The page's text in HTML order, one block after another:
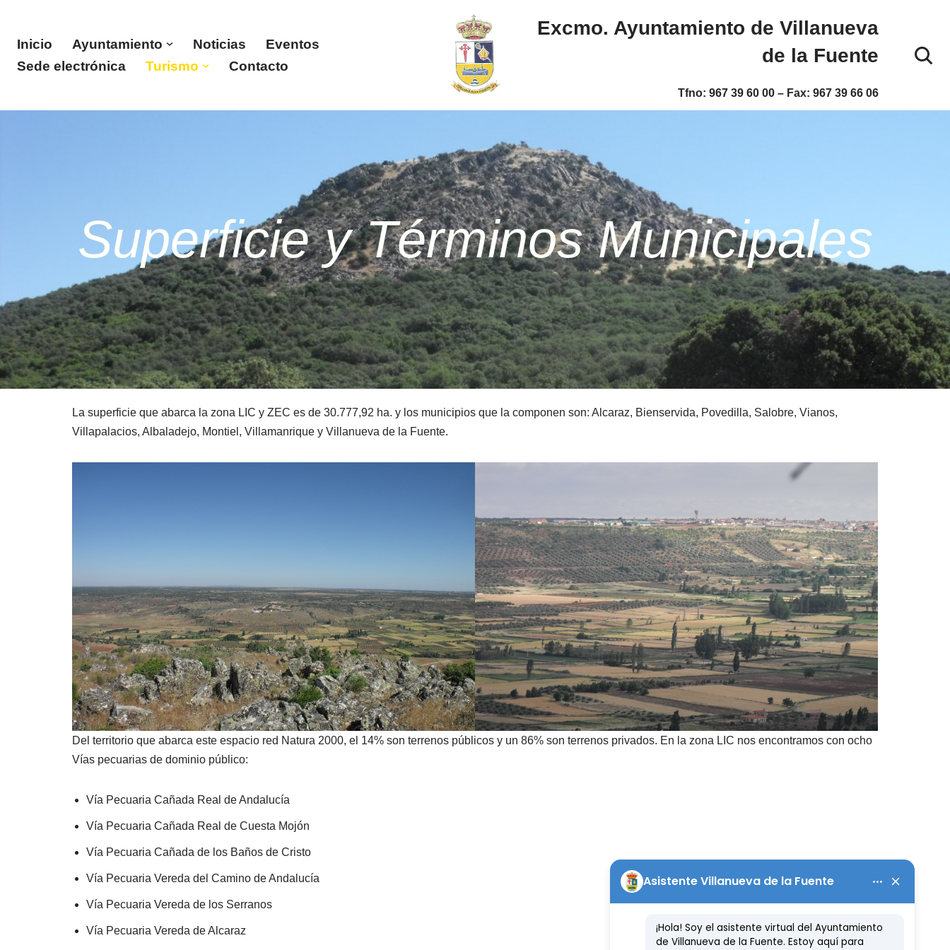
Saltar
Inicio Ayuntamiento Noticias
Eventos
Sede electrónica
Turismo Contacto
Excmo. Ayuntamiento de Villanueva
de la Fuente
Tfno: 967 39 60 00 – Fax: 967 39 66 06
Superficie y Términos Municipales
La superficie que abarca la zona LIC y ZEC es de 30.777,92 ha. y los municipios que la componen son: Alcaraz, Bienservida, Povedilla, Salobre, Vianos,
Villapalacios, Albaladejo, Montiel, Villamanrique y Villanueva de la Fuente.
Del territorio que abarca este espacio red Natura 2000, el 14% son terrenos públicos y un 86% son terrenos privados. En la zona LIC nos encontramos con ocho
Vías pecuarias de dominio público:
Vía Pecuaria Cañada Real de Andalucía
Vía Pecuaria Cañada Real de Cuesta Mojón
Vía Pecuaria Cañada de los Baños de Cristo
Vía Pecuaria Vereda del Camino de Andalucía
Vía Pecuaria Vereda de los Serranos
Vía Pecuaria Vereda de Alcaraz